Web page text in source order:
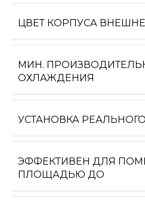
ЦВЕТ КОРПУСА
МИН.
ОХЛАЖДЕНИЯ
УСТАНОВКА
ЭФФЕКТИВЕН ДЛЯ
ПЛОЩАДЬЮ ДО